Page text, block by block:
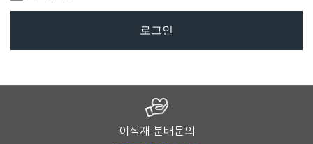
로그인
이식재 분배문의